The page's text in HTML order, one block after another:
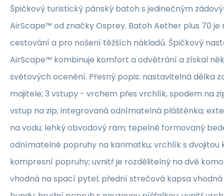
Špičkový turistický pánský batoh s jedinečným
AirScape™ od značky Osprey. Batoh Aether plus 70
cestování a pro nošení těžších nákladů. Špičkový
AirScape™ kombinuje komfort a odvětrání a získal
světových ocenění. Přesný popis: nastavitelná délka
majitele; 3 vstupy - vrchem přes vrchlík, spodem na
vstup na zip; integrovaná odnímatelná pláštěnka;
na vodu; lehký obvodový rám; tepelně formovaný
odnímatelné popruhy na karimatku; vrchlík s dvojitou
kompresní popruhy; uvnitř je rozdělitelný na dvě
vhodná na spací pytel; přední strečová kapsa